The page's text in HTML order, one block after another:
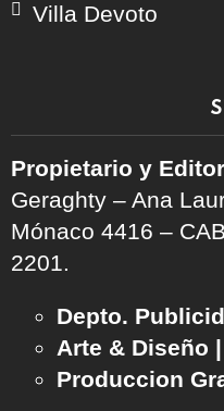
Villa Devoto
Propietario y
Geraghty – Ana
Mónaco 4416 –
2201.
Depto.
Arte & Diseño |
Produccion